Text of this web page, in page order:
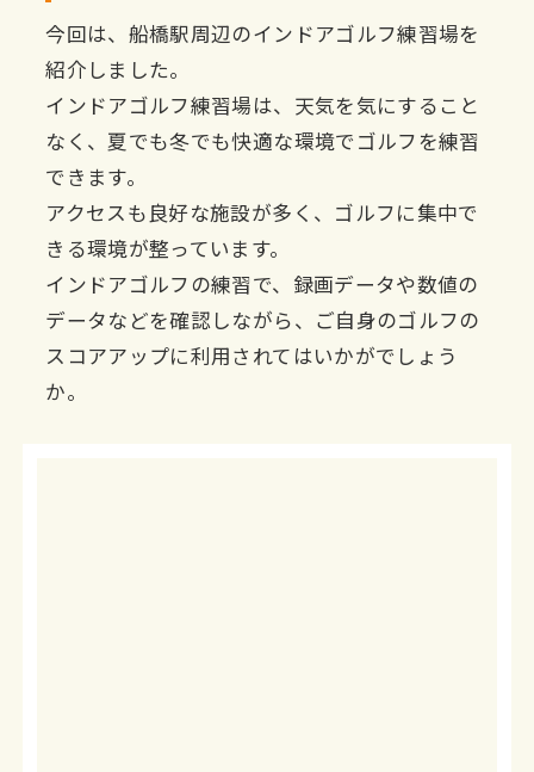
今回は、船橋駅周辺のインドアゴルフ練習場を
紹介しました。
インドアゴルフ練習場は、天気を気にすること
なく、夏でも冬でも快適な環境でゴルフを練習
できます。
アクセスも良好な施設が多く、ゴルフに集中で
きる環境が整っています。
インドアゴルフの練習で、録画データや数値の
データなどを確認しながら、ご自身のゴルフの
スコアアップに利用されてはいかがでしょう
か。